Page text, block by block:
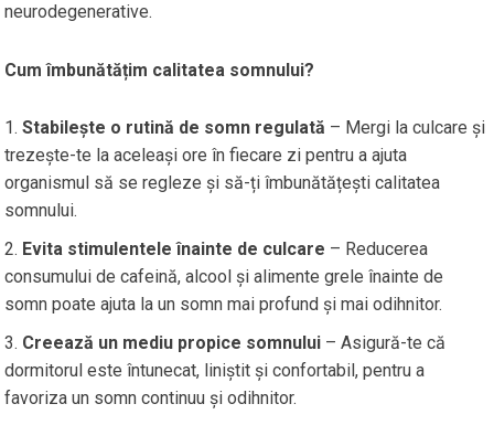
neurodegenerative.
Cum îmbunătățim calitatea somnului?
Stabilește o rutină de somn regulată – Mergi la culcare și
trezește-te la aceleași ore în fiecare zi pentru a ajuta
organismul să se regleze și să-ți îmbunătățești calitatea
somnului.
Evita stimulentele înainte de culcare – Reducerea
consumului de cafeină, alcool și alimente grele înainte de
somn poate ajuta la un somn mai profund și mai odihnitor.
Creează un mediu propice somnului – Asigură-te că
dormitorul este întunecat, liniștit și confortabil, pentru a
favoriza un somn continuu și odihnitor.